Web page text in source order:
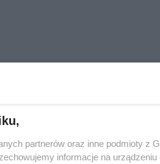
partnerów oraz inne podmioty z
informacje na urządzeniu